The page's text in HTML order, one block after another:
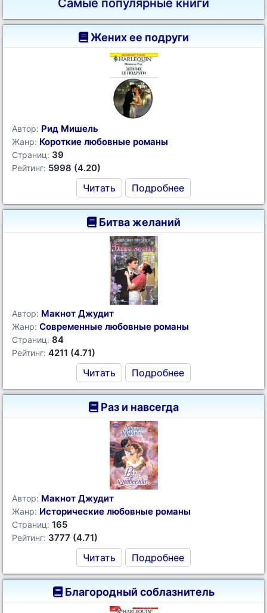
Самые популярные книги
Жених ее подруги
Автор: Рид Мишель
Жанр: Короткие любовные романы
Страниц: 39
Рейтинг: 5998 (4.20)
Читать Подробнее
Битва желаний
Автор: Макнот Джудит
Жанр: Современные любовные романы
Страниц: 84
Рейтинг: 4211 (4.71)
Читать Подробнее
Раз и навсегда
Автор: Макнот Джудит
Жанр: Исторические любовные романы
Страниц: 165
Рейтинг: 3777 (4.71)
Читать Подробнее
Благородный соблазнитель